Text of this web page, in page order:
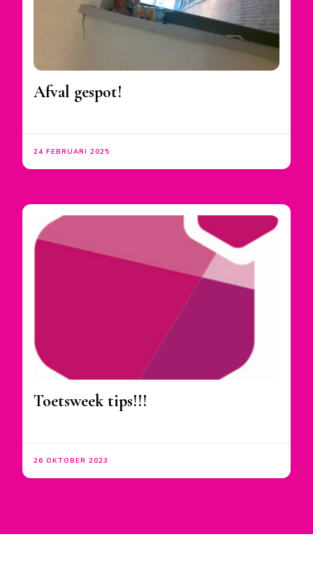
Afval gespot!
24 FEBRUARI 2025
Toetsweek tips!!!
26 OKTOBER 2023